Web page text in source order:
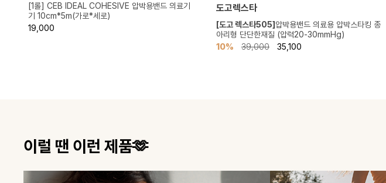
[1롤] CEB IDEAL COHESIVE 압박용밴드 의료기
기 10cm*5m(가로*세로)
19,000
도고렉스타
[도고 렉스타505]압박용밴드 의료용 압박스타킹 종
아리형 단단한재질 (압력20-30mmHg)
10%
39,000 35,100
이럴 땐 이런 제품🫶